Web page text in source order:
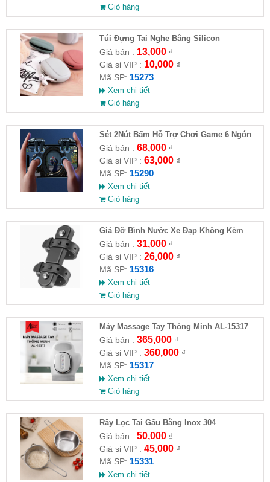
Giỏ hàng
Túi Đựng Tai Nghe Bằng Silicon
Giá bán : 13,000₫
Giá sỉ VIP : 10,000₫
Mã SP: 15273
Xem chi tiết
Giỏ hàng
Sét 2Nút Bấm Hỗ Trợ Chơi Game 6 Ngón
G21
Giá bán : 68,000₫
Giá sỉ VIP : 63,000₫
Mã SP: 15290
Xem chi tiết
Giỏ hàng
Giá Đỡ Bình Nước Xe Đạp Không Kèm
Khung Đỡ
Giá bán : 31,000₫
Giá sỉ VIP : 26,000₫
Mã SP: 15316
Xem chi tiết
Giỏ hàng
Máy Massage Tay Thông Minh AL-15317
Giá bán : 365,000₫
Giá sỉ VIP : 360,000₫
Mã SP: 15317
Xem chi tiết
Giỏ hàng
Rây Lọc Tai Gấu Bằng Inox 304
Giá bán : 50,000₫
Giá sỉ VIP : 45,000₫
Mã SP: 15331
Xem chi tiết